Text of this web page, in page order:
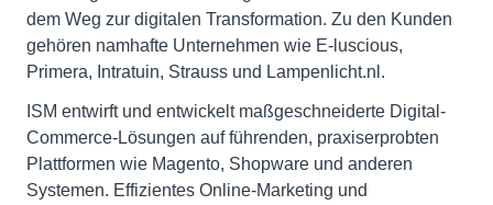
dem Weg zur digitalen Transformation. Zu den Kunden
gehören namhafte Unternehmen wie E-luscious,
Primera, Intratuin, Strauss und Lampenlicht.nl.
ISM entwirft und entwickelt maßgeschneiderte Digital-
Commerce-Lösungen auf führenden, praxiserprobten
Plattformen wie Magento, Shopware und anderen
Systemen. Effizientes Online-Marketing und